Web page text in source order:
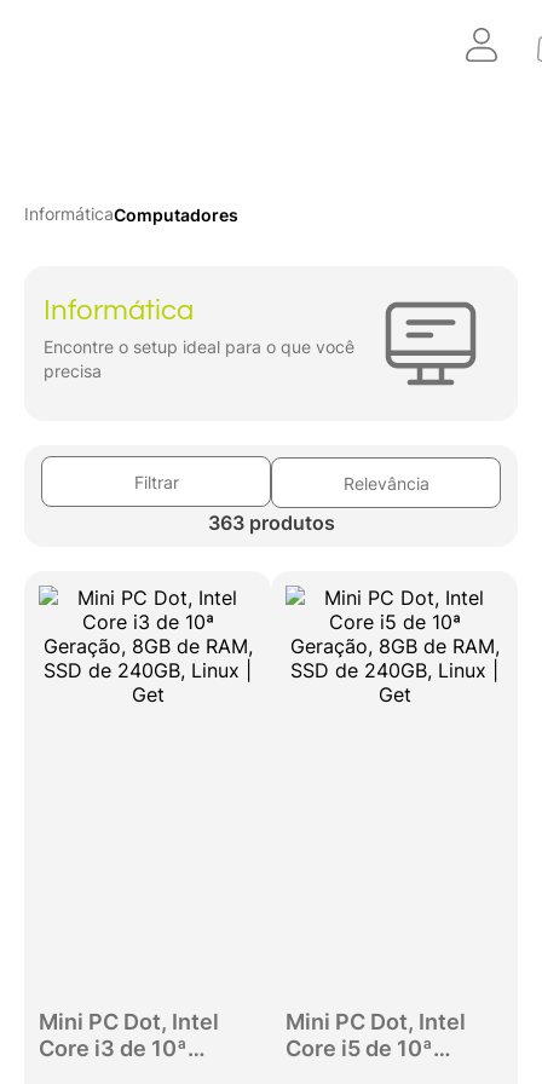
InformáticaComputadores
Informática
Encontre o setup ideal para o que você
precisa
Filtrar Relevância
363 produtos
Mini PC Dot, Intel
Core i3 de 10ª
Mini PC Dot, Intel
Core i5 de 10ª